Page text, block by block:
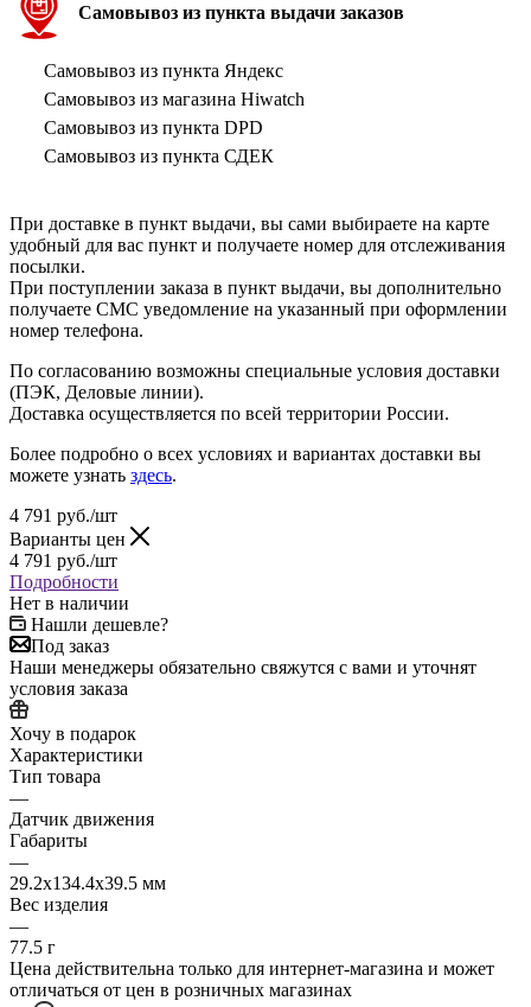
Самовывоз из пункта выдачи заказов
Самовывоз из пункта Яндекс
Самовывоз из магазина Hiwatch
Самовывоз из пункта DPD
Самовывоз из пункта СДЕК
При доставке в пункт выдачи, вы сами выбираете на карте
удобный для вас пункт и получаете номер для отслеживания
посылки.
При поступлении заказа в пункт выдачи, вы дополнительно
получаете СМС уведомление на указанный при оформлении
номер телефона.
По согласованию возможны специальные условия доставки
(ПЭК, Деловые линии).
Доставка осуществляется по всей территории России.
Более подробно о всех условиях и вариантах доставки вы
можете узнать здесь.
4 791 руб./шт
Варианты цен
4 791 руб./шт
Подробности
Нет в наличии
Нашли дешевле?
Под заказ
Наши менеджеры обязательно свяжутся с вами и уточнят
условия заказа
Хочу в подарок
Характеристики
Тип товара
—
Датчик движения
Габариты
—
29.2x134.4x39.5 мм
Вес изделия
—
77.5 г
Цена действительна только для интернет-магазина и может
отличаться от цен в розничных магазинах